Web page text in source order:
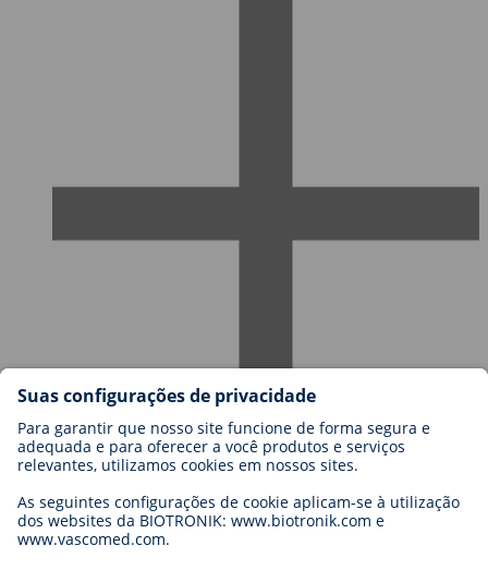
Carreiras na BIOTRONIK
Níveis de carreira
Candidatura
Oportunidades de carreira